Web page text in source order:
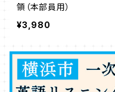
領（本部員用）
¥3,980